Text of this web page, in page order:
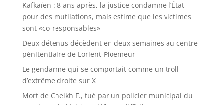
Kafkaïen : 8 ans après, la justice condamne l’État
pour des mutilations, mais estime que les victimes
sont «co-responsables»
Deux détenus décèdent en deux semaines au centre
pénitentiaire de Lorient-Ploemeur
Le gendarme qui se comportait comme un troll
d’extrême droite sur X
Mort de Cheikh F., tué par un policier municipal du